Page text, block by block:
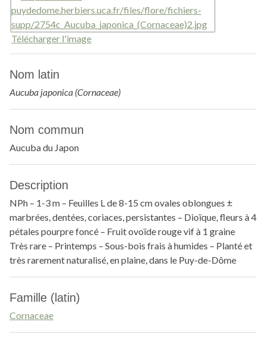
Télécharger l'image
Nom latin
Aucuba japonica (Cornaceae)
Nom commun
Aucuba du Japon
Description
NPh – 1-3 m – Feuilles L de 8-15 cm ovales oblongues ±
marbrées, dentées, coriaces, persistantes – Dioïque, fleurs à 4
pétales pourpre foncé – Fruit ovoïde rouge vif à 1 graine
Très rare – Printemps – Sous-bois frais à humides – Planté et
très rarement naturalisé, en plaine, dans le Puy-de-Dôme
Famille (latin)
Cornaceae